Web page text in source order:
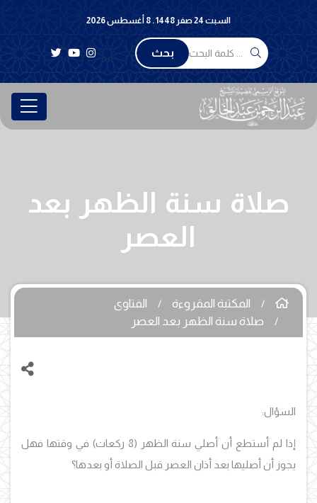
السبت 24 صفر 1448 . 8 أغسطس 2026
بحث
صلاة سنة الظهر بعد
العصر
المكتبة المقروءة
الفتاوى
صلاة سنة الظهر بعد العصر
السؤال:
إذا لم أستطع أن أصلي سنة الظهر (8 ركعات) في وقتها فهل
يجوز أن أصليها بعد أذان العصر قبل الصلاة أو بعدها؟